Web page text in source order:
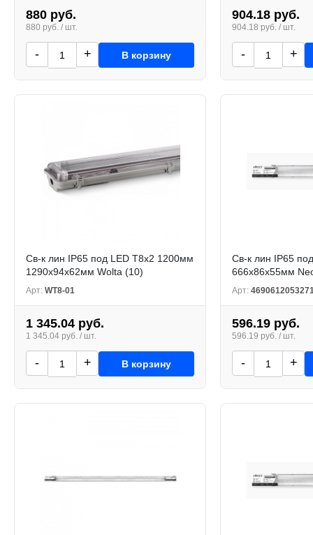
880 руб.
880 руб. / шт.
- + В корзину
904.18 руб.
904.18 руб. / шт.
- +
Св-к лин IP65 под LED T8x2 1200мм
1290x94x62мм Wolta (10)
Арт: WT8-01
1 345.04 руб.
1 345.04 руб. / шт.
- + В корзину
Св-к лин IP65
666х86х55мм
Арт:
596.19 руб.
596.19 руб. / шт.
- +